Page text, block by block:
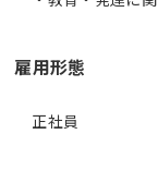
雇用形態
正社員